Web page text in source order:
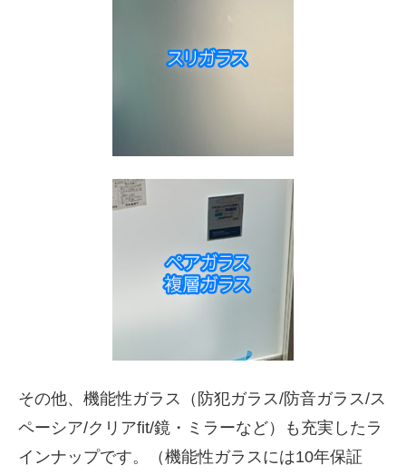
その他、機能性ガラス（防犯ガラス/防音ガラス/ス
ペーシア/クリアfit/鏡・ミラーなど）も充実したラ
インナップです。（機能性ガラスには10年保証